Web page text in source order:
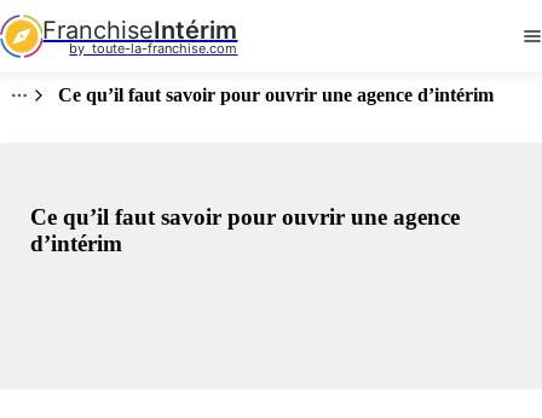
FranchiseIntérim
by  toute-la-franchise.com
Ce qu’il faut savoir pour ouvrir une agence d’intérim
Ce qu’il faut savoir pour ouvrir une agence
d’intérim